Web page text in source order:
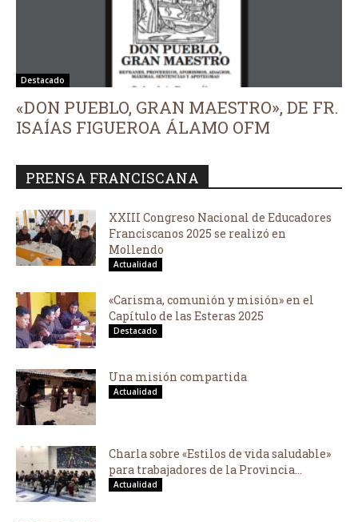
Destacado
«DON PUEBLO, GRAN MAESTRO», DE FR.
ISAÍAS FIGUEROA ÁLAMO OFM
PRENSA FRANCISCANA
XXIII Congreso Nacional de Educadores
Franciscanos 2025 se realizó en
Mollendo
Actualidad
«Carisma, comunión y misión» en el
Capítulo de las Esteras 2025
Destacado
Una misión compartida
Actualidad
Charla sobre «Estilos de vida saludable»
para trabajadores de la Provincia...
Actualidad